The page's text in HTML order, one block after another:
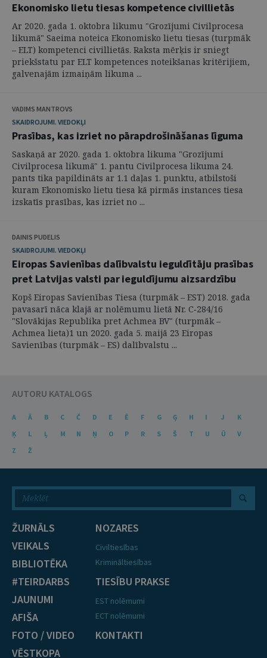
Ekonomisko lietu tiesas kompetence civillietās
Ar 2020. gada 1. oktobra likumu "Grozījumi Civilprocesa
likumā" Saeima noteica Ekonomisko lietu tiesas (turpmāk
– ELT) kompetenci civillietās. Raksta mērķis ir sniegt
priekšstatu par ELT kompetences noteikšanas kritērijiem,
galvenajām izmaiņām likuma ...
VADIMS MANTROVS
SKAIDROJUMI. VIEDOKĻI
Prasības, kas izriet no pārapdrošināšanas līguma
Saskaņā ar 2020. gada 1. oktobra likuma "Grozījumi
Civilprocesa likumā" 1. pantu Civilprocesa likuma 24.
pants tika papildināts ar 1.1 daļas 1. punktu, atbilstoši
kuram Ekonomisko lietu tiesa kā pirmās instances tiesa
izskatīs prasības, kas izriet no ...
DAINIS PUDELIS
SKAIDROJUMI. VIEDOKĻI
Eiropas Savienības dalībvalstu ieguldītāju prasības
pret Latvijas valsti par ieguldījumu aizsardzību
Kopš Eiropas Savienības Tiesa (turpmāk – EST) 2018. gada
pavasarī nāca klajā ar nolēmumu lietā Nr. C‑284/16
"Slovākijas Republika pret Achmea BV" (turpmāk –
Achmea lieta)1 un 2020. gada 5. maijā 23 Eiropas
Savienības (turpmāk – ES) dalībvalstu ...
AUTORU KATALOGS
A Ā B C Č D E Ē F G Ģ H I J
K
Ķ
L Ļ M N Ņ O P R S Š T U Ū
V
Z
Ž
ŽURNĀLS
VEIKALS
BIBLIOTĒKA
#TEIRDARBS
JAUNUMI
AFIŠA
FOTO / VIDEO
VĒSTKOPA
NOZARES
Civiltiesības
Krimināltiesības
TIESĪBU PRAKSE
EST nolēmumi
ECT nolēmumi
KONTAKTI